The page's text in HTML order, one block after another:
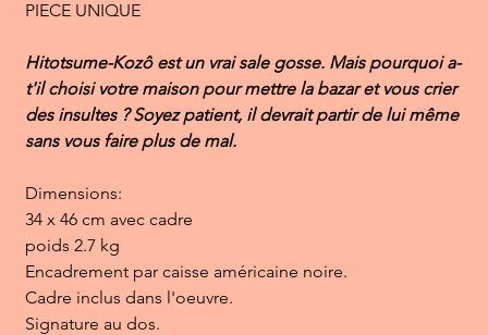
PIECE UNIQUE
Hitotsume-Kozô est un vrai sale gosse. Mais pourquoi a-
t'il choisi votre maison pour mettre la bazar et vous crier
des insultes ? Soyez patient, il devrait partir de lui même
sans vous faire plus de mal.
Dimensions:
34 x 46 cm avec cadre
poids 2.7 kg
Encadrement par caisse américaine noire.
Cadre inclus dans l'oeuvre.
Signature au dos.